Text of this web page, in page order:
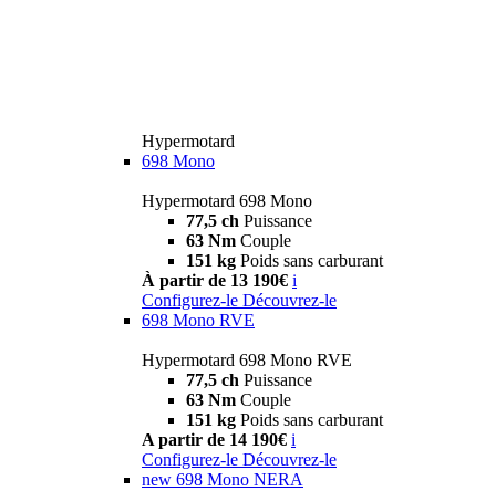
Hypermotard
698 Mono
Hypermotard 698 Mono
77,5 ch Puissance
63 Nm Couple
151 kg Poids sans carburant
À partir de 13 190€ i
Configurez-le Découvrez-le
698 Mono RVE
Hypermotard 698 Mono RVE
77,5 ch Puissance
63 Nm Couple
151 kg Poids sans carburant
A partir de 14 190€ i
Configurez-le Découvrez-le
new 698 Mono NERA